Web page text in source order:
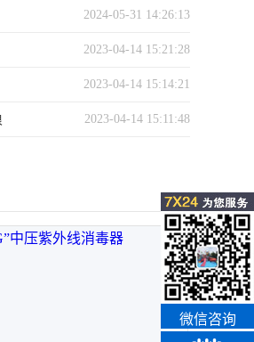
2024-05-31 14:26:13
2023-04-14 15:21:28
2023-04-14 15:14:21
2023-04-14 15:11:48
微信咨询